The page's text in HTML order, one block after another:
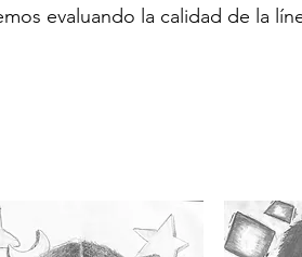
evaluando la calidad de la